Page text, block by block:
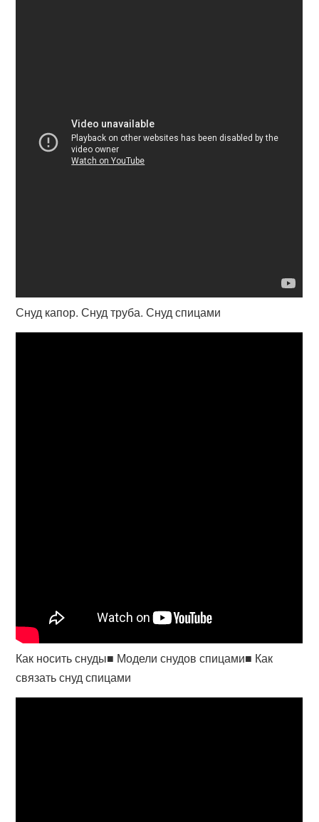
Снуд капор. Снуд труба. Снуд спицами
Как носить снуды■ Модели снудов спицами■ Как
связать снуд спицами